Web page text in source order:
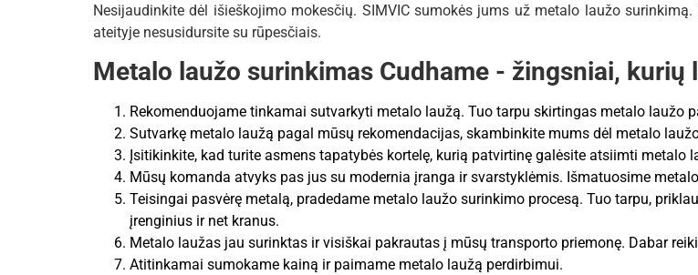
Nesijaudinkite dėl išieškojimo mokesčių. SIMVIC sumokės jums už metalo laužo
ateityje nesusidursite su rūpesčiais.
Metalo laužo surinkimas Cudhame - žingsniai, kurių
Rekomenduojame tinkamai sutvarkyti metalo laužą. Tuo tarpu skirtingas metalo laužo
Sutvarkę metalo laužą pagal mūsų rekomendacijas, skambinkite mums dėl metalo
Įsitikinkite, kad turite asmens tapatybės kortelę, kurią patvirtinę galėsite atsiimti metalo
Mūsų komanda atvyks pas jus su modernia įranga ir svarstyklėmis. Išmatuosime
Teisingai pasvėrę metalą, pradedame metalo laužo surinkimo procesą. Tuo tarpu,
įrenginius ir net kranus.
Metalo laužas jau surinktas ir visiškai pakrautas į mūsų transporto priemonę. Dabar
Atitinkamai sumokame kainą ir paimame metalo laužą perdirbimui.